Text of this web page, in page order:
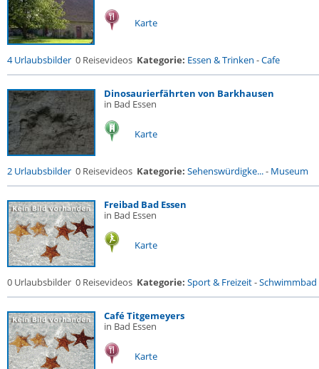
Karte
4 Urlaubsbilder 0 Reisevideos Kategorie: Essen & Trinken -Cafe
Dinosaurierfährten von Barkhausen
in Bad Essen
Karte
2 Urlaubsbilder 0 Reisevideos Kategorie: Sehenswürdigke...- Museum
Freibad Bad Essen
in Bad Essen
Karte
0 Urlaubsbilder 0 Reisevideos Kategorie: Sport & Freizeit-Schwimmbad
Café Titgemeyers
in Bad Essen
Karte